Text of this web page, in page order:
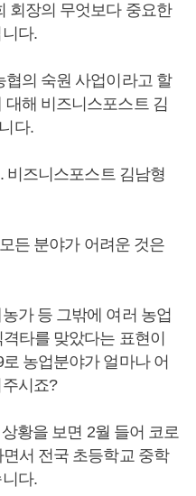
회장의 무엇보다 중요한
다.
의 숙원 사업이라고 할
해 비즈니스포스트 김
다.
비즈니스포스트 김남형
든 분야가 어려운 것은
가 등 그밖에 여러 농업
타를 맞았다는 표현이
농업분야가 얼마나 어
시죠?
황을 보면 2월 들어 코로
서 전국 초등학교 중학
다.